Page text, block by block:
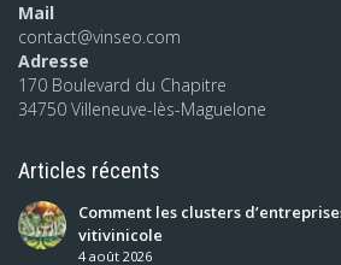
Mail
contact@vinseo.com
Adresse
170 Boulevard du Chapitre
34750 Villeneuve-lès-Maguelone
Articles récents
Comment les clusters
vitivinicole
4 août 2026